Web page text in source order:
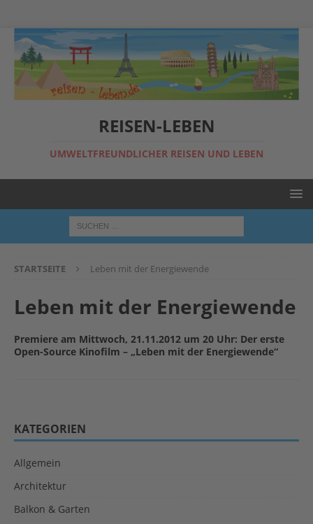
REISEN-LEBEN
UMWELTFREUNDLICHER REISEN UND LEBEN
STARTSEITE Leben mit der Energiewende
Leben mit der Energiewende
Premiere am Mittwoch, 21.11.2012 um 20 Uhr: Der erste
Open-Source Kinofilm – „Leben mit der Energiewende“
KATEGORIEN
Allgemein
Architektur
Balkon & Garten